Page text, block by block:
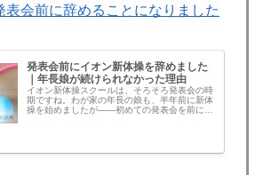
表会前に辞めることになりました
発表会前にイオン新体操を辞めました
｜年長娘が続けられなかった理由
イオン新体操スクールは、そろそろ発表会の時
期ですね。わが家の年長の娘も、半年前に新体
操を始めましたが――初めての発表会を前に、